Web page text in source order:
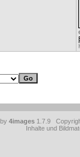
4images 1.7.9
Inhalte und